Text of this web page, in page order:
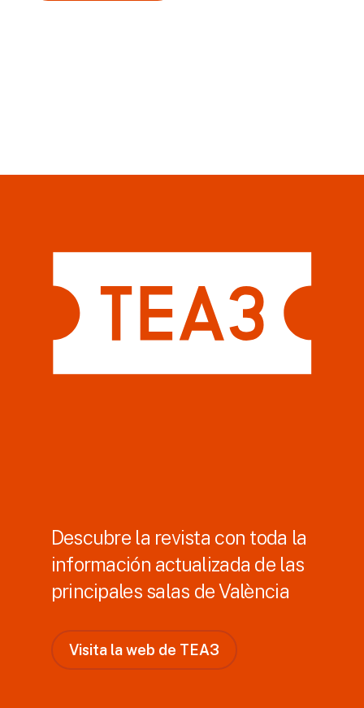
Descubre la revista con toda la
información actualizada de las
principales salas de València
Visita la web de TEA3